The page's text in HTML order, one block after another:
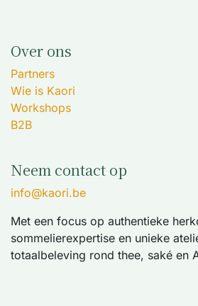
Over ons
Partners
Wie is Kaori
Workshops
B2B
Neem contact op
info@kaori.be
Met een focus op authentieke
sommelierexpertise en unieke
totaalbeleving rond thee, saké en